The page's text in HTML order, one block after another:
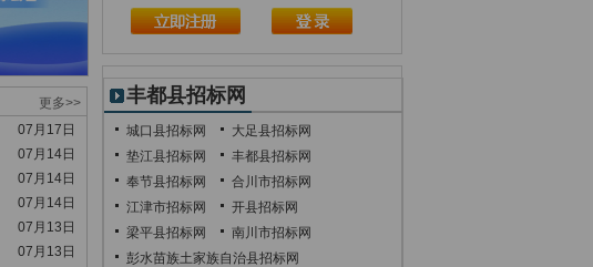
更多>>
07月17日
07月14日
07月14日
07月14日
07月13日
07月13日
丰都县招标网
城口县招标网
大足县招标网
垫江县招标网
丰都县招标网
奉节县招标网
合川市招标网
江津市招标网
开县招标网
梁平县招标网
南川市招标网
彭水苗族土家族自治县招标网